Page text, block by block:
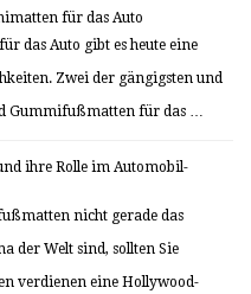
für das Auto
das Auto gibt es heute eine
Zwei der gängigsten und
Gummifußmatten für das …
ihre Rolle im Automobil-
nicht gerade das
der Welt sind, sollten Sie
verdienen eine Hollywood-